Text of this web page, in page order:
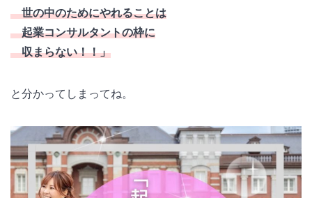
世の中のためにやれることは
起業コンサルタントの枠に
収まらない！！」
と分かってしまってね。